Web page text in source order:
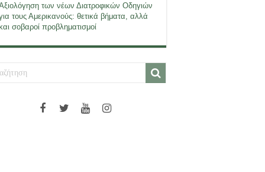
των νέων Διατροφικών Οδηγιών
τους Αμερικανούς: θετικά βήματα, αλλά
σοβαροί προβληματισμοί